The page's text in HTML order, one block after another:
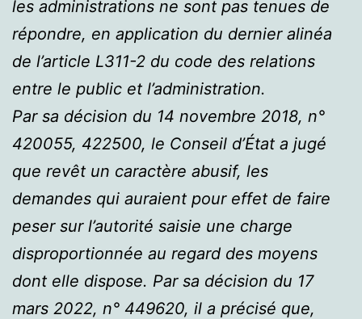
les administrations ne sont pas tenues de
répondre, en application du dernier alinéa
de l’article L311-2 du code des relations
entre le public et l’administration.
Par sa décision du 14 novembre 2018, n°
420055, 422500, le Conseil d’État a jugé
que revêt un caractère abusif, les
demandes qui auraient pour effet de faire
peser sur l’autorité saisie une charge
disproportionnée au regard des moyens
dont elle dispose. Par sa décision du 17
mars 2022, n° 449620, il a précisé que,